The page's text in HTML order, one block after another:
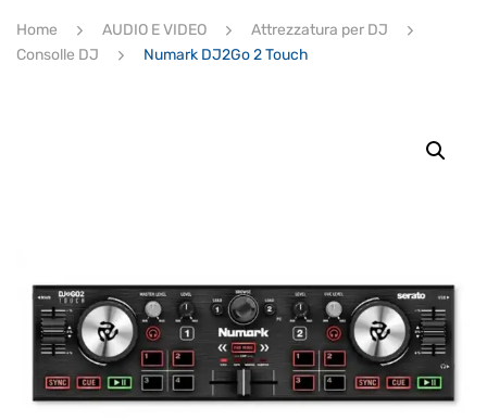
ULTIMI ARRIVI
Home AUDIO E VIDEO
Attrezzatura per DJ
Consolle DJ
Numark DJ2Go 2 Touch